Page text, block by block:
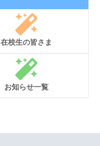
在校生の皆さま
お知らせ一覧